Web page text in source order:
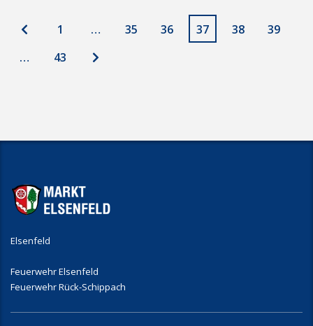
1 … 35 36 37 38
39
…
43
Elsenfeld
Feuerwehr Elsenfeld
Feuerwehr Rück-Schippach